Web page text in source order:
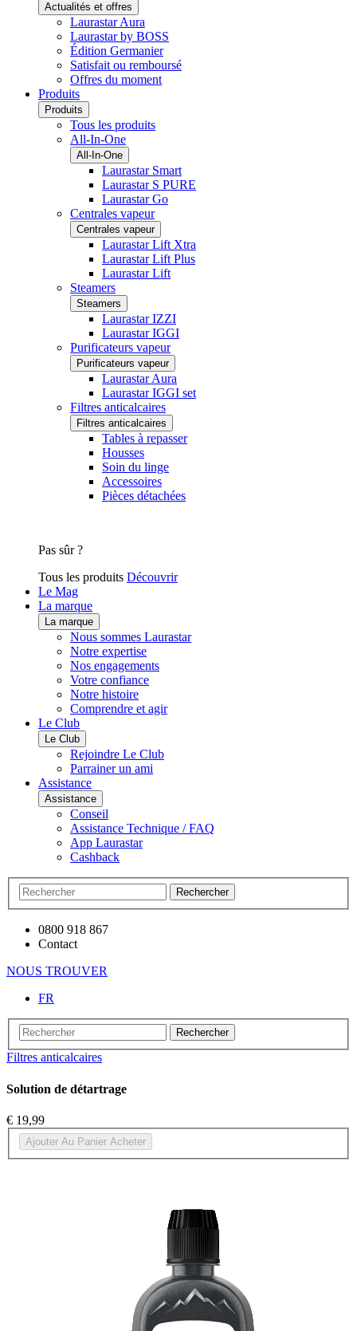
Actualités et offres
Laurastar Aura
Laurastar by BOSS
Édition Germanier
Satisfait ou remboursé
Offres du moment
Produits
Produits
Tous les produits
All-In-One
All-In-One
Laurastar Smart
Laurastar S PURE
Laurastar Go
Centrales vapeur
Centrales vapeur
Laurastar Lift Xtra
Laurastar Lift Plus
Laurastar Lift
Steamers
Steamers
Laurastar IZZI
Laurastar IGGI
Purificateurs vapeur
Purificateurs vapeur
Laurastar Aura
Laurastar IGGI set
Filtres anticalcaires
Filtres anticalcaires
Tables à repasser
Housses
Soin du linge
Accessoires
Pièces détachées
Pas sûr ?
Tous les produits Découvrir
Le Mag
La marque
La marque
Nous sommes Laurastar
Notre expertise
Nos engagements
Votre confiance
Notre histoire
Comprendre et agir
Le Club
Le Club
Rejoindre Le Club
Parrainer un ami
Assistance
Assistance
Conseil
Assistance Technique / FAQ
App Laurastar
Cashback
Rechercher
0800 918 867
Contact
NOUS TROUVER
FR
Rechercher
Filtres anticalcaires
Solution de détartrage
€ 19,99
Ajouter Au Panier Acheter